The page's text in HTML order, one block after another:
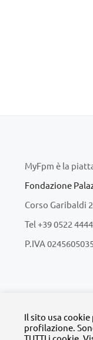
MyFpm è la
Fondazione
Corso Garibaldi
Tel +39 0522
P.IVA
Il sito usa
profilazione.